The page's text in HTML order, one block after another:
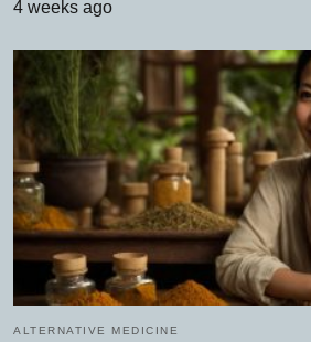
4 weeks ago
ALTERNATIVE MEDICINE